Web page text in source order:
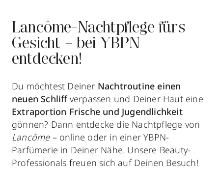
Lancôme-Nachtpflege fürs
Gesicht – bei YBPN
entdecken!
Du möchtest Deiner Nachtroutine einen
neuen Schliff verpassen und Deiner Haut eine
Extraportion Frische und Jugendlichkeit
gönnen? Dann entdecke die Nachtpflege von
Lancôme – online oder in einer YBPN-
Parfümerie in Deiner Nähe. Unsere Beauty-
Professionals freuen sich auf Deinen Besuch!